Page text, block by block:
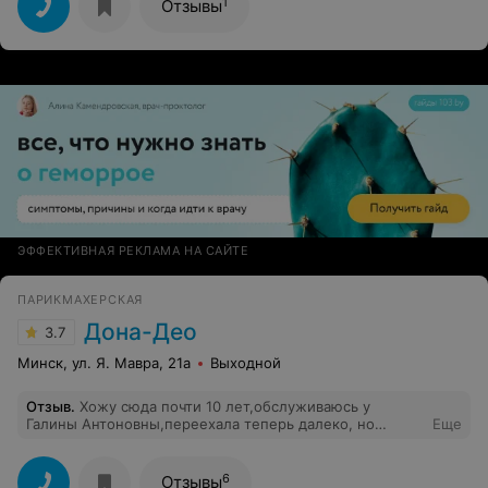
Отзывы
ЭФФЕКТИВНАЯ РЕКЛАМА НА САЙТЕ
ПАРИКМАХЕРСКАЯ
3.7 Дона-Део
Минск, ул. Я. Мавра, 21а Выходной
Отзыв. Хожу сюда почти 10 лет,обслуживаюсь у
Галины Антоновны,переехала теперь далеко, но
Еще
Отзывы6